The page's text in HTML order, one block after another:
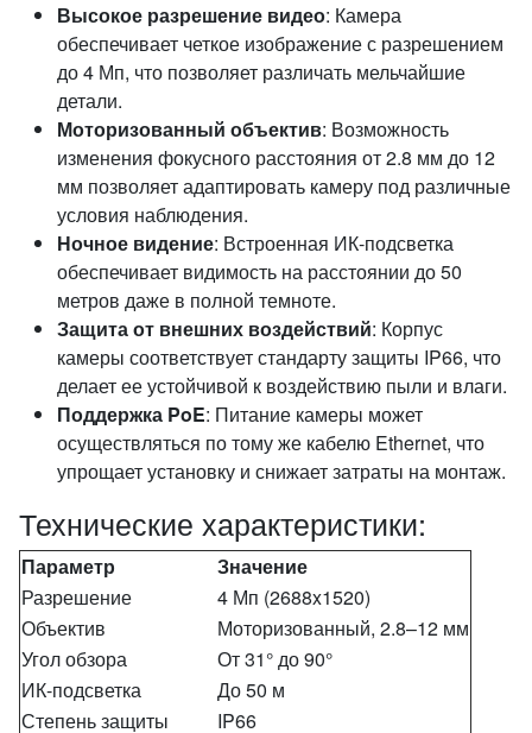
Высокое разрешение видео: Камера
обеспечивает четкое изображение с разрешением
до 4 Мп, что позволяет различать мельчайшие
детали.
Моторизованный объектив: Возможность
изменения фокусного расстояния от 2.8 мм до 12
мм позволяет адаптировать камеру под различные
условия наблюдения.
Ночное видение: Встроенная ИК-подсветка
обеспечивает видимость на расстоянии до 50
метров даже в полной темноте.
Защита от внешних воздействий: Корпус
камеры соответствует стандарту защиты IP66, что
делает ее устойчивой к воздействию пыли и влаги.
Поддержка PoE: Питание камеры может
осуществляться по тому же кабелю Ethernet, что
упрощает установку и снижает затраты на монтаж.
Технические характеристики:
Параметр
Значение
Разрешение
4 Мп (2688x1520)
Объектив
Моторизованный, 2.8–12 мм
Угол обзора
От 31° до 90°
ИК-подсветка
До 50 м
Степень защиты
IP66